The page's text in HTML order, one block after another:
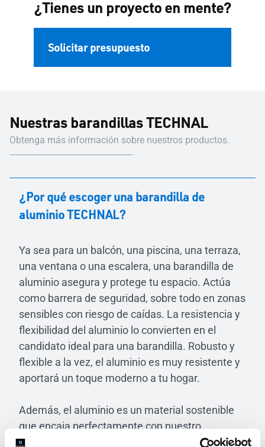
¿Tienes un proyecto en mente?
Solicitar presupuesto
Nuestras barandillas TECHNAL
Obtenga más información sobre nuestros productos.
¿Por qué escoger una barandilla de
aluminio TECHNAL?
Ya sea para un balcón, una piscina, una terraza,
una ventana o una escalera, una barandilla de
aluminio asegura y protege tu espacio. Actúa
como barrera de seguridad, sobre todo en zonas
sensibles con riesgo de caídas. La resistencia y
flexibilidad del aluminio lo convierten en el
candidato ideal para una barandilla. Robusto y
flexible a la vez, el aluminio es muy resistente y
aportará un toque moderno a tu hogar.
Además, el aluminio es un material sostenible
que encaja perfectamente con nuestro
compromiso con el medio ambiente. En